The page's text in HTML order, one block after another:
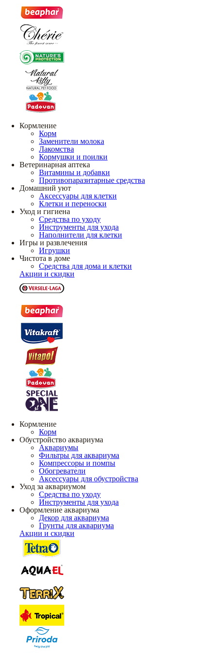
Кормление
Корм
Заменители молока
Лакомства
Кормушки и поилки
Ветеринарная аптека
Витамины и добавки
Противопаразитарные средства
Домашний уют
Аксессуары для клетки
Клетки и переноски
Уход и гигиена
Средства по уходу
Инструменты для ухода
Наполнители для клетки
Игры и развлечения
Игрушки
Чистота в доме
Средства для дома и клетки
Акции и скидки
Кормление
Корм
Обустройство аквариума
Аквариумы
Фильтры для аквариума
Компрессоры и помпы
Обогреватели
Аксессуары для обустройства
Уход за аквариумом
Средства по уходу
Инструменты для ухода
Оформление аквариума
Декор для аквариума
Грунты для аквариума
Акции и скидки